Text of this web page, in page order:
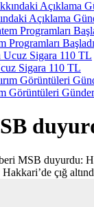
Açıklama
Programları Başladı
Sigara 110 TL
Görüntüleri
MSB duyurdu: